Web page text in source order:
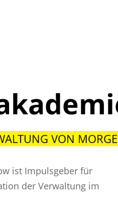
VON
ist Impulsgeber für
der Verwaltung im